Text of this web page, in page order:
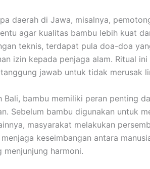
daerah di Jawa, misalnya,
agar kualitas bambu lebih kuat
teknis, terdapat pula doa-doa
izin kepada penjaga alam. Ritual
jawab untuk tidak merusak
Bali, bambu memiliki peran penting
Sebelum bambu digunakan untuk
masyarakat melakukan
keseimbangan antara
menjunjung harmoni.